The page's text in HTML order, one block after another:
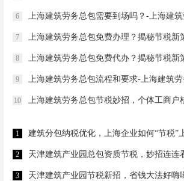
6 上海建筑劳务总包需要到场吗？-上海建筑劳务总
7 上海建筑劳务总包免费办理？揭秘节税新策略！-上海建筑劳务
8 上海建筑劳务总包免费代办？揭秘节税新策略，0元注册，轻松成老板！-上海建
9 上海建筑劳务总包流程和要求-上海建筑劳务总
10 上海建筑劳务总包节税妙招，个体工商户核定VS有限公司-上海
1 建筑分包纳税优化，上海企业如何“节税”上海建筑
2 天津建筑产业园总包资质节税，妙招连连看！天津建筑产业园
3 天津建筑产业园节税新招，省钱大法好嗨哟！天津建筑产业园